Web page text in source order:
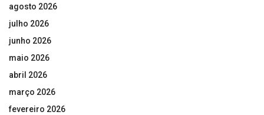
agosto 2026
julho 2026
junho 2026
maio 2026
abril 2026
março 2026
fevereiro 2026